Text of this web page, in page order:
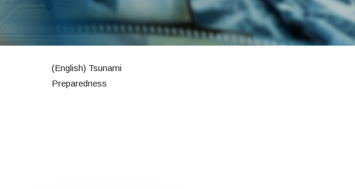
(English) Tsunami
Preparedness